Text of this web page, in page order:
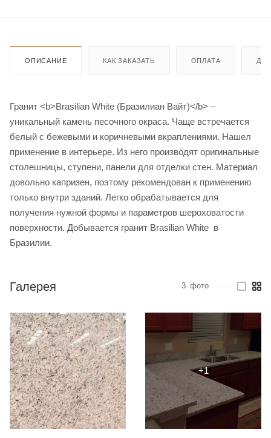
ОПИСАНИЕ КАК ЗАКАЗАТЬ ОПЛАТА
Гранит <b>Brasilian White (Бразилиан Вайт)</b> –
уникальный камень песочного окраса. Чаще встречается
белый с бежевыми и коричневыми вкраплениями. Нашел
применение в интерьере. Из него производят оригинальные
столешницы, ступени, панели для отделки стен. Материал
довольно капризен, поэтому рекомендован к применению
только внутри зданий. Легко обрабатывается для
получения нужной формы и параметров шероховатости
поверхности. Добывается гранит Brasilian White в
Бразилии.
Галерея 3 фото